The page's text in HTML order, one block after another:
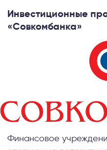
Инвестиционные
«Совкомбанка»
Финансовое